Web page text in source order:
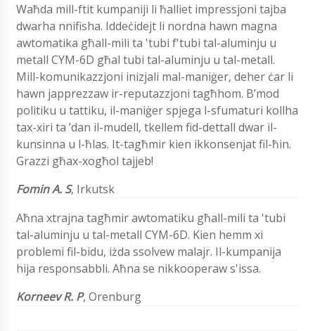
Waħda mill-ftit kumpaniji li ħalliet impressjoni tajba
dwarha nnifisha. Iddeċidejt li nordna hawn magna
awtomatika għall-mili ta 'tubi f'tubi tal-aluminju u
metall CYM-6D għal tubi tal-aluminju u tal-metall.
Mill-komunikazzjoni inizjali mal-maniġer, deher ċar li
hawn japprezzaw ir-reputazzjoni tagħhom. B’mod
politiku u tattiku, il-maniġer spjega l-sfumaturi kollha
tax-xiri ta ’dan il-mudell, tkellem fid-dettall dwar il-
kunsinna u l-ħlas. It-tagħmir kien ikkonsenjat fil-ħin.
Grazzi għax-xogħol tajjeb!
Fomin A. S, Irkutsk
Aħna xtrajna tagħmir awtomatiku għall-mili ta 'tubi
tal-aluminju u tal-metall CYM-6D. Kien hemm xi
problemi fil-bidu, iżda ssolvew malajr. Il-kumpanija
hija responsabbli. Aħna se nikkooperaw s'issa.
Korneev R. P, Orenburg